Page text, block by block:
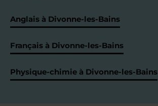
Anglais à Divonne-les-Bains
Français à Divonne-les-Bains
Physique-chimie à Divonne-les-Bains